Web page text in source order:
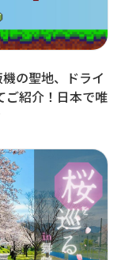
の聖地、ドライ
ご紹介！日本で唯